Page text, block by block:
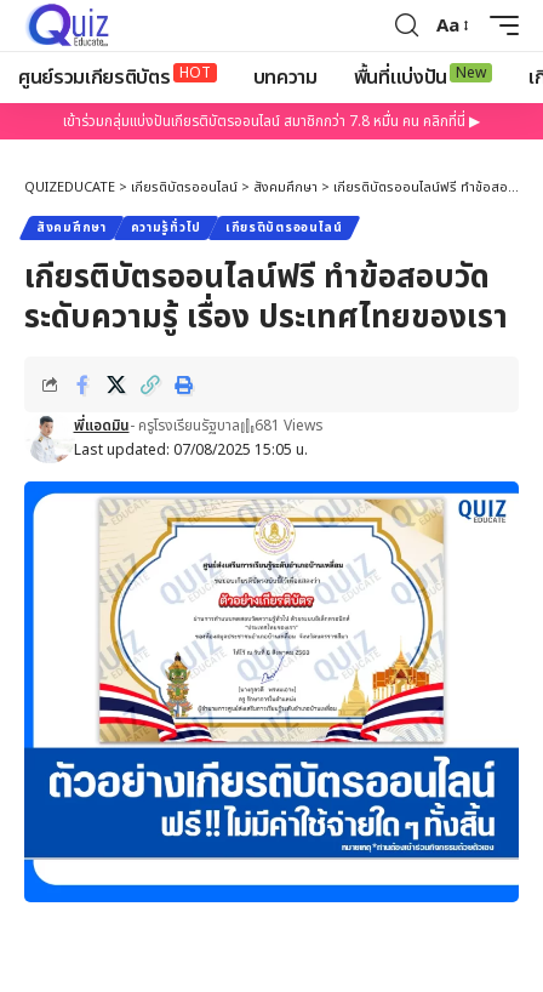
Aa
ศูนย์รวมเกียรติบัตร HOT บทความ พื้นที่แบ่งปัน New
เข้าร่วมกลุ่มแบ่งปันเกียรติบัตรออนไลน์ สมาชิกกว่า 7.8 หมื่น คน คลิกที่นี่ ▶
QUIZEDUCATE > เกียรติบัตรออนไลน์ > สังคมศึกษา > เกียรติบัตรออนไลน์ฟรี ทำข้อสอบวัดระดับความรู้ เรื่อง ประเทศไทยของเรา
สังคมศึกษา ความรู้ทั่วไป เกียรติบัตรออนไลน์
เกียรติบัตรออนไลน์ฟรี ทำข้อสอบวัด
ระดับความรู้ เรื่อง ประเทศไทยของเรา
Last updated: 07/08/2025 15:05 น.
พี่แอดมิน- ครูโรงเรียนรัฐบาล 681 Views